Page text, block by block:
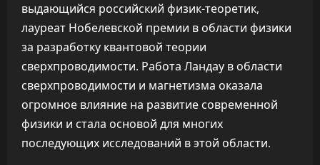
выдающийся российский физик-теоретик,
лауреат Нобелевской премии в области физики
за разработку квантовой теории
сверхпроводимости. Работа Ландау в области
сверхпроводимости и магнетизма оказала
огромное влияние на развитие современной
физики и стала основой для многих
последующих исследований в этой области.